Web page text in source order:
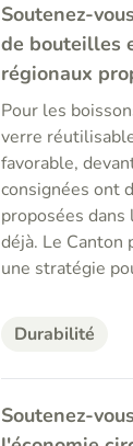
Soutenez-
de bouteilles
régionaux
Pour les
verre
favorable,
consignées ont
proposées
déjà. Le Canton
une stratégie
Durabilité
Soutenez-